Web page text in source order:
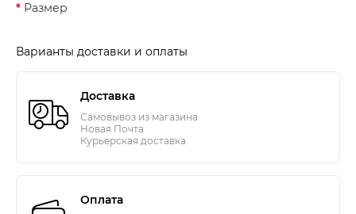
Размер
Варианты доставки и оплаты
Доставка
Самовывоз из магазина
Новая Почта
Курьерская доставка
Оплата